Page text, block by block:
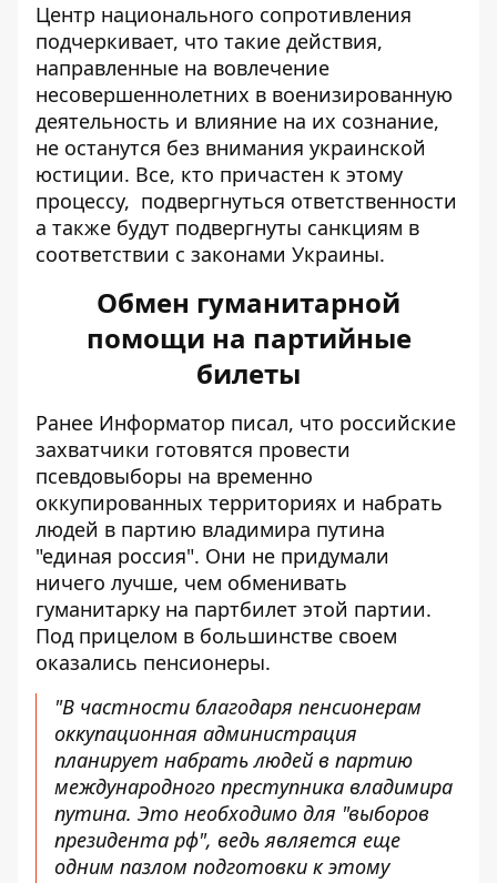
Центр национального сопротивления
подчеркивает, что такие действия,
направленные на вовлечение
несовершеннолетних в военизированную
деятельность и влияние на их сознание,
не останутся без внимания украинской
юстиции. Все, кто причастен к этому
процессу, подвергнуться ответственности
а также будут подвергнуты санкциям в
соответствии с законами Украины.
Обмен гуманитарной
помощи на партийные
билеты
Ранее Информатор писал, что российские
захватчики готовятся провести
псевдовыборы на временно
оккупированных территориях и набрать
людей в партию владимира путина
"единая россия". Они не придумали
ничего лучше, чем обменивать
гуманитарку на партбилет этой партии.
Под прицелом в большинстве своем
оказались пенсионеры.
"В частности благодаря пенсионерам
оккупационная администрация
планирует набрать людей в партию
международного преступника владимира
путина. Это необходимо для "выборов
президента рф", ведь является еще
одним пазлом подготовки к этому